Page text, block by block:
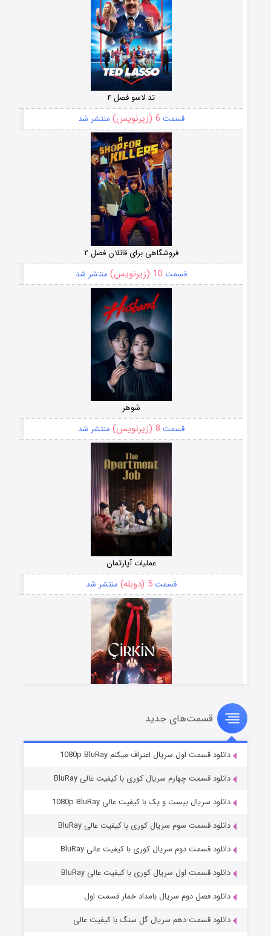
تد لاسو فصل ۴
قسمت 6 (زیرنویس) منتشر شد
فروشگاهی برای قاتلان فصل ۲
قسمت 10 (زیرنویس) منتشر شد
شوهر
قسمت 8 (زیرنویس) منتشر شد
عملیات آپارتمان
قسمت5 (دوبله) منتشر شد
سریال زشت
قسمت2 (زیرنویس) منتشر شد
مردگان متحرک: شهر مرده ۳
قسمت2 (زیرنویس) منتشر شد
قسمت‌های جدید
دانلود قسمت اول سریال اعتراف میکنم 1080p BluRay
دانلود قسمت چهارم سریال کوری با کیفیت عالی BluRay
دانلود سریال بیست و یک با کیفیت عالی 1080p BluRay
دانلود قسمت سوم سریال کوری با کیفیت عالی BluRay
دانلود قسمت دوم سریال کوری با کیفیت عالی BluRay
دانلود قسمت اول سریال کوری با کیفیت عالی BluRay
دانلود فصل دوم سریال بامداد خمار قسمت اول
دانلود قسمت دهم سریال گل سنگ با کیفیت عالی